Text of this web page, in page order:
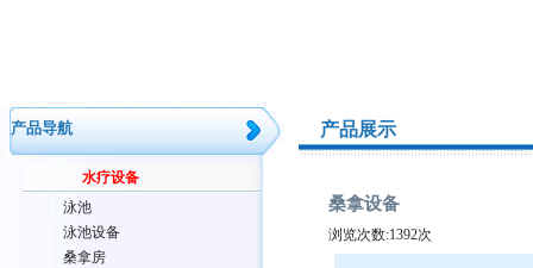
产品导航
水疗设备
泳池
泳池设备
桑拿房
产品展示
桑拿设备
浏览次数:1392次